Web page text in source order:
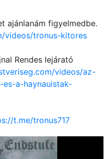
ajánlanám figyelmedbe.
videos/tronus-kitores
Rendes lejárató
videos/az-
a-haynauistak-
t.me/tronus717